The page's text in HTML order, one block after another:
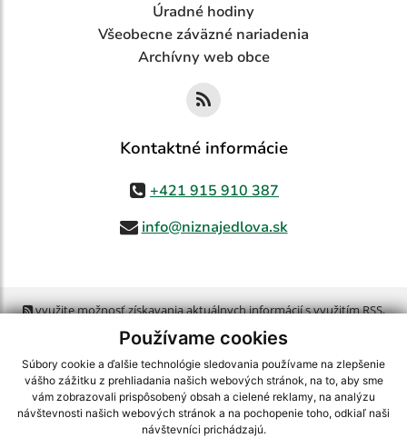
Používame cookies
Súbory cookie a ďalšie technológie sledovania používame na zlepšenie
vášho zážitku z prehliadania našich webových stránok, na to, aby sme
vám zobrazovali prispôsobený obsah a cielené reklamy, na analýzu
návštevnosti našich webových stránok a na pochopenie toho, odkiaľ naši
návštevníci prichádzajú.
Úradné hodiny
Všeobecne záväzné nariadenia
Archívny web obce
Kontaktné informácie
+421 915 910 387
info@niznajedlova.sk
využite možnosť získavania aktuálnych informácií s využitím RSS,
CMS systém (redakčný) systém ECHELON 2, Mapa stránok
webex.digital, s.r.o.,domény,registrácia domény
spoločnosť webex.digital, s.r.o.,technický prevádzkovateľ
Posledná aktualizácia:05.08.2026
Vytlačiť stránku|Vyhlásenie o prístupnosti